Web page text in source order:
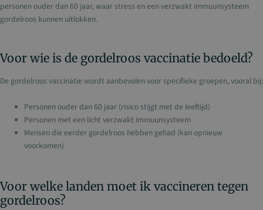
personen ouder dan 60 jaar, waar stress en een verzwakt immuunsysteem
gordelroos kunnen uitlokken.
Voor wie is de gordelroos vaccinatie bedoeld?
De gordelroos vaccinatie wordt aanbevolen voor specifieke groepen, vooral bij:
Personen ouder dan 60 jaar (risico stijgt met de leeftijd)
Personen met een licht verzwakt immuunsysteem
Mensen die eerder gordelroos hebben gehad (kan opnieuw
voorkomen)
Voor welke landen moet ik vaccineren tegen
gordelroos?